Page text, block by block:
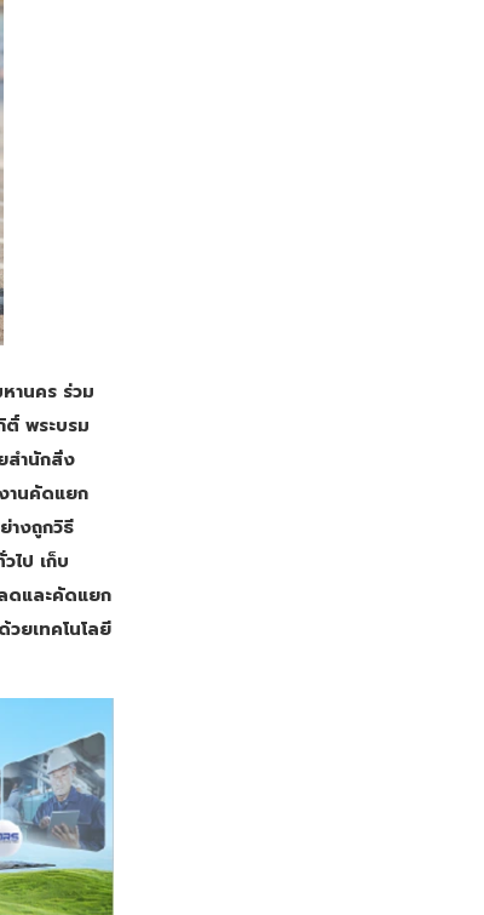
านคร ร่วม
ติ์ พระบรม
สำนักสิ่ง
านคัดแยก
างถูกวิธี
ไป เก็บ
ดและคัดแยก
วยเทคโนโลยี